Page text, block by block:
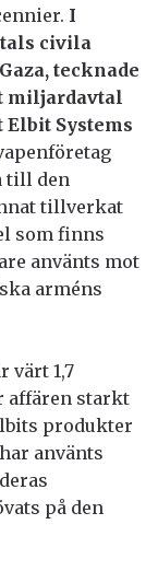
I
civila
tecknade
miljardavtal
Systems
till den
tillverkat
som finns
använts mot
arméns
värt 1,7
affären starkt
produkter
använts
på den